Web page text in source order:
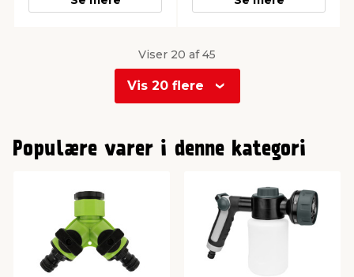
Viser 20 af 45
Vis 20 flere
1
2
Populære varer i denne kategori